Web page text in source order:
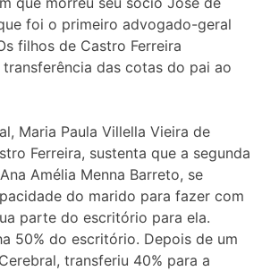
foi o primeiro advogado-geral
filhos de Castro Ferreira
das cotas do pai ao
Maria Paula Villella Vieira de
Ferreira, sustenta que a segunda
Amélia Menna Barreto, se
do marido para fazer com
parte do escritório para ela.
50% do escritório. Depois de um
transferiu 40% para a